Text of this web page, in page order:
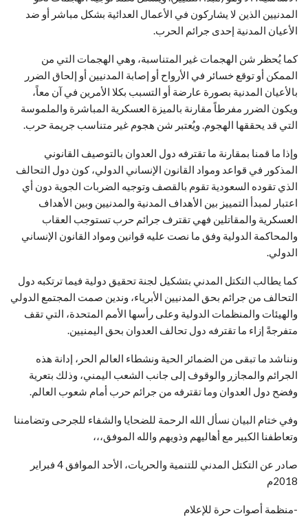
المدنيين الذين لا يشاركون في الأعمال العدائية بشكل مباشر أو ضد
الأعيان المدنية إحدى جرائم الحرب.
كما يُحظر شن الهجمات غير المتناسبة، وهي الهجمات التي من
الممكن أو توقع خسائر في الأرواح أو إصابة المدنيين أو إلحاق الضرر
بالأعيان المدنية بصورة عارضة أو التسبب بكلا الأمرين في آن معاً،
ويكون الضرر مفرطاً مقارنة بالميزة العسكرية المباشرة والملموسة
التي قد يحققها الهجوم. ويُعتبر شن هجوم غير متناسب جريمة حرب.
وإذا ما قمنا بمقارنة ما تقترفه دول العدوان بالتوصيف القانوني
المذكور في قواعد ومواد القانون الإنساني الدولي، كون دول التحالف
الذي تقوده السعودية تقوم بالقصف وتوجيه الضربات الجوية دون أي
اعتبار لمبدأ التمييز بين الأهداف المدنية والمدنيين وبين الأهداف
العسكرية والمقاتلين فهي تقترف جرائم حرب تستوجب العقاب
والمحاكمة الدولية وفق ما نصت عليه قوانين ومواد القانون الإنساني
الدولي.
كما يطالب التكتل المدني بتشكيل لجنة تحقيق دولية فيما ترتكبه دول
التحالف من جرائم بحق المدنيين الأبرياء، وندين صمت المجتمع الدولي
والهيئات والمنظمات الدولية وعلى رأسها الأمم المتحدة، التي تقف
متفرجةً إزاء ما تقترفه دول تحالف العدوان بحق اليمنيين.
ونناشد ما تبقى من الضمائر الحية ونشطاء العالم الحر، إدانة هذه
الجرائم والمجازر والوقوف إلى جانب الشعب اليمني، وذلك بتعرية
وفضح دول العدوان وما تقترفه من جرائم حرب أمام شعوب العالم.
وفي ختام البيان نسأل الله الرحمة للضحايا والشفاء للجرحى وتضامننا
وتعاطفنا الكبير مع أهاليهم وذويهم والله الموفق،،،
صادر عن التكتل المدني للتنمية والحريات، الأحد الموافق 4 فبراير
2018م
-منظمة أصوات حرة للإعلام